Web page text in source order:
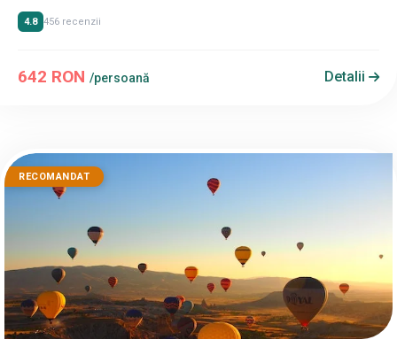
4.8 456 recenzii
642 RON /persoană Detalii
RECOMANDAT